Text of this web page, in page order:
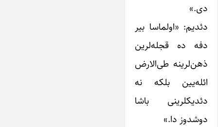
دی.»
دئدیم: «اولماسا بیر
دفه ده قجله‌لرین
ذهن‌لرینه طی‌الارض
ائله‌یین بلکه نه
دئدیکلرینی باشا
دوشدوز دا.»